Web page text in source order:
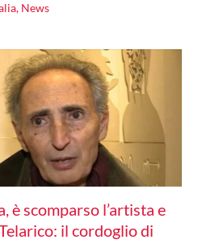
, News
è scomparso l’artista e
il cordoglio di